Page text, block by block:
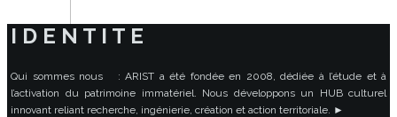
I D E N T I T E
Qui sommes nous : ARIST a été fondée en 2008, dédiée à l’étude et à
l’activation du patrimoine immatériel. Nous développons un HUB culturel
innovant reliant recherche, ingénierie, création et action territoriale. ►